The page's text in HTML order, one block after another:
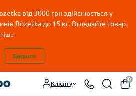
від 3000 грн здійснюється у
Rozetka до 15 кг. Оглядайте товар
Закрити
Клієнту
0